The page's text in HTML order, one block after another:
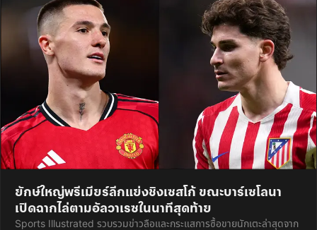
ยักษ์ใหญ่พรีเมียร์ลีกแย่งชิงเซสโก้ ขณะบาร์เซโลนา
เปิดฉากไล่ตามอัลวาเรซในนาทีสุดท้าย
Sports Illustrated รวบรวมข่าวลือและกระแสการซื้อขายนักเตะล่าสุดจาก